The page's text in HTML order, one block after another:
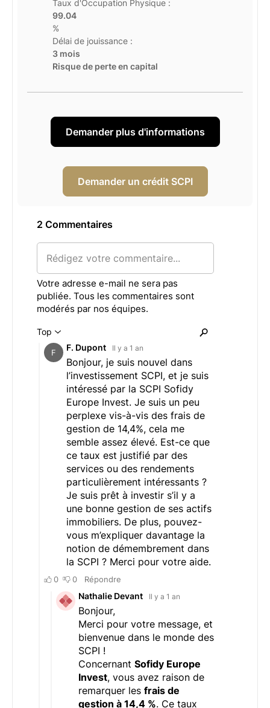
Taux d'Occupation Physique :
99.04
%
Délai de jouissance :
3 mois
Risque de perte en capital
Demander plus d'informations
Demander un crédit SCPI